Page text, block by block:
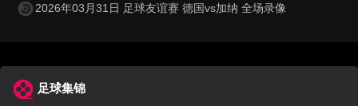
2026年03月31日 足球友谊赛 德国vs加纳 全场录像
足球集锦